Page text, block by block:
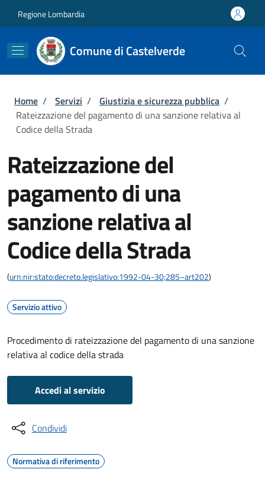
Regione Lombardia
Comune di Castelverde
Briciole di pane
Home / Servizi / Giustizia e sicurezza pubblica /
Rateizzazione del pagamento di una sanzione relativa al
Codice della Strada
Rateizzazione del
pagamento di una
sanzione relativa al
Codice della Strada
(urn:nir:stato:decreto.legislativo:1992-04-30;285~art202)
Servizio attivo
Procedimento di rateizzazione del pagamento di una sanzione
relativa al codice della strada
Accedi al servizio
Condividi
Normativa di riferimento